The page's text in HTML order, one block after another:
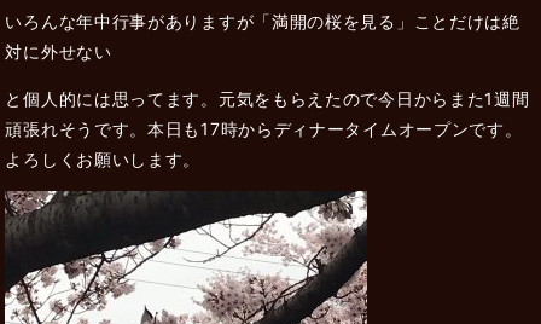
いろんな年中行事がありますが「満開の桜を見る」ことだけは絶
対に外せない
と個人的には思ってます。元気をもらえたので今日からまた1週間
頑張れそうです。本日も17時からディナータイムオープンです。
よろしくお願いします。